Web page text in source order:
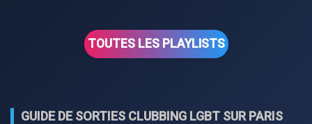
TOUTES LES PLAYLISTS
GUIDE DE SORTIES CLUBBING LGBT SUR PARIS